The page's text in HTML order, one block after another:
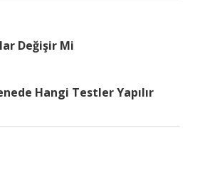
Değişir Mi
Hangi Testler Yapılır